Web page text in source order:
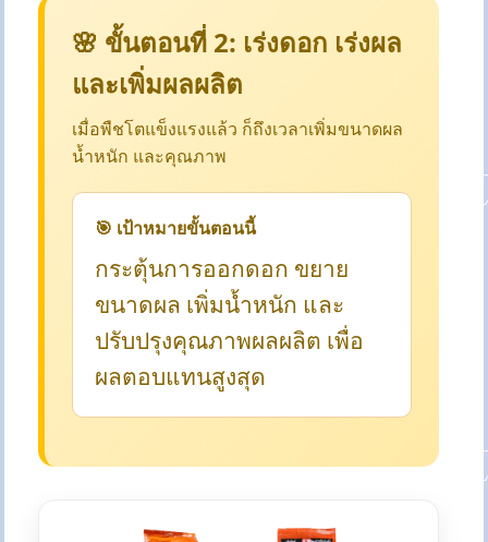
🌸 ขั้นตอนที่ 2: เร่งดอก เร่งผล
และเพิ่มผลผลิต
เมื่อพืชโตแข็งแรงแล้ว ก็ถึงเวลาเพิ่มขนาดผล
น้ำหนัก และคุณภาพ
🎯 เป้าหมายขั้นตอนนี้
กระตุ้นการออกดอก ขยาย
ขนาดผล เพิ่มน้ำหนัก และ
ปรับปรุงคุณภาพผลผลิต เพื่อ
ผลตอบแทนสูงสุด